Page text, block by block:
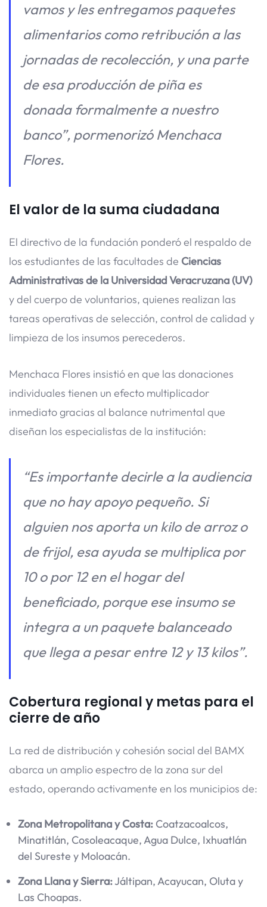
vamos y les entregamos paquetes
alimentarios como retribución a las
jornadas de recolección, y una parte
de esa producción de piña es
donada formalmente a nuestro
banco”, pormenorizó Menchaca
Flores.
El valor de la suma ciudadana
El directivo de la fundación ponderó el respaldo de
los estudiantes de las facultades de Ciencias
Administrativas de la Universidad Veracruzana (UV)
y del cuerpo de voluntarios, quienes realizan las
tareas operativas de selección, control de calidad y
limpieza de los insumos perecederos.
Menchaca Flores insistió en que las donaciones
individuales tienen un efecto multiplicador
inmediato gracias al balance nutrimental que
diseñan los especialistas de la institución:
“Es importante decirle a la audiencia
que no hay apoyo pequeño. Si
alguien nos aporta un kilo de arroz o
de frijol, esa ayuda se multiplica por
10 o por 12 en el hogar del
beneficiado, porque ese insumo se
integra a un paquete balanceado
que llega a pesar entre 12 y 13 kilos”.
Cobertura regional y metas para el
cierre de año
La red de distribución y cohesión social del BAMX
abarca un amplio espectro de la zona sur del
estado, operando activamente en los municipios de:
Zona Metropolitana y Costa: Coatzacoalcos,
Minatitlán, Cosoleacaque, Agua Dulce, Ixhuatlán
del Sureste y Moloacán.
Zona Llana y Sierra:Jáltipan, Acayucan, Oluta y
Las Choapas.